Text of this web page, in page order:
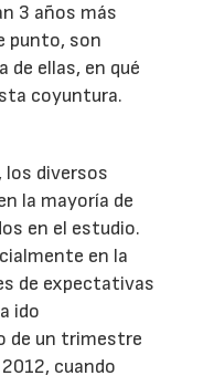
3 años más
punto, son
de ellas, en qué
coyuntura.
los diversos
la mayoría de
en el estudio.
en la
de expectativas
ido
de un trimestre
cuando